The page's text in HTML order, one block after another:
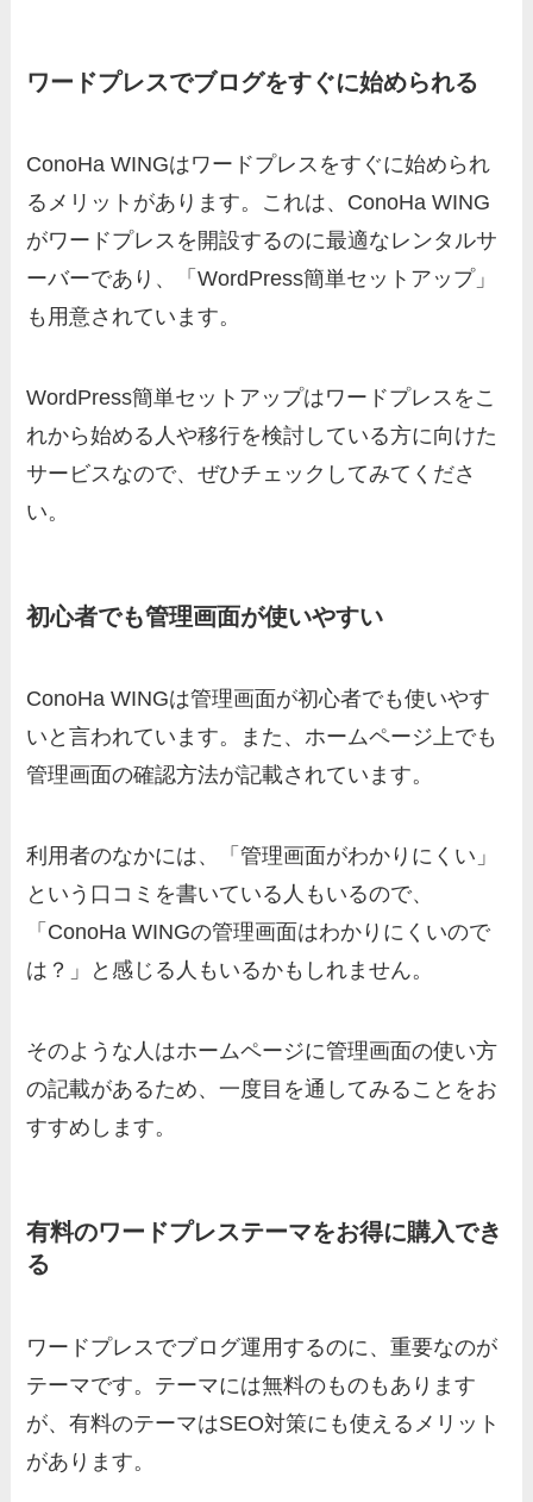
ワードプレスでブログをすぐに始められる
ConoHa WINGはワードプレスをすぐに始められ
るメリットがあります。これは、ConoHa WING
がワードプレスを開設するのに最適なレンタルサ
ーバーであり、「WordPress簡単セットアップ」
も用意されています。
WordPress簡単セットアップはワードプレスをこ
れから始める人や移行を検討している方に向けた
サービスなので、ぜひチェックしてみてくださ
い。
初心者でも管理画面が使いやすい
ConoHa WINGは管理画面が初心者でも使いやす
いと言われています。また、ホームページ上でも
管理画面の確認方法が記載されています。
利用者のなかには、「管理画面がわかりにくい」
という口コミを書いている人もいるので、
「ConoHa WINGの管理画面はわかりにくいので
は？」と感じる人もいるかもしれません。
そのような人はホームページに管理画面の使い方
の記載があるため、一度目を通してみることをお
すすめします。
有料のワードプレステーマをお得に購入でき
る
ワードプレスでブログ運用するのに、重要なのが
テーマです。テーマには無料のものもあります
が、有料のテーマはSEO対策にも使えるメリット
があります。